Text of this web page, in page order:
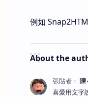
例如
About the
喜愛用文字